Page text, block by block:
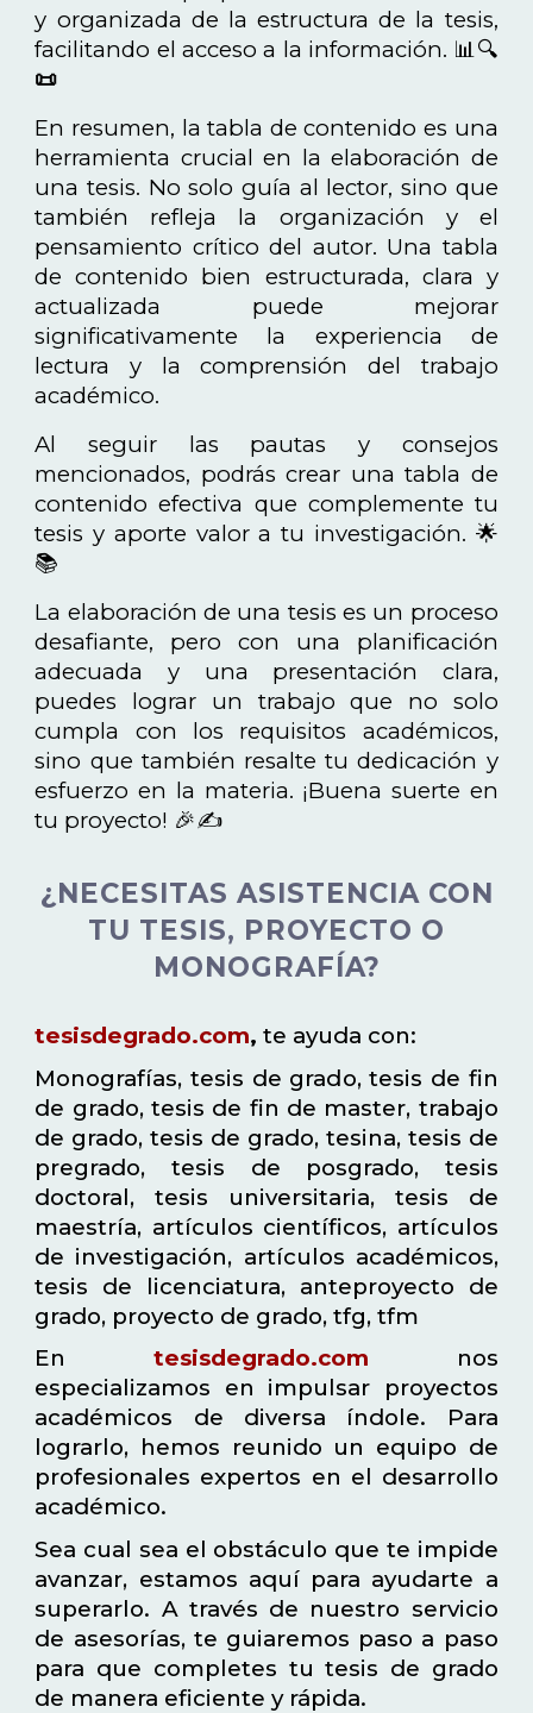
y organizada de la estructura de la tesis,
facilitando el acceso a la información. 📊🔍
📜
En resumen, la tabla de contenido es una
herramienta crucial en la elaboración de
una tesis. No solo guía al lector, sino que
también refleja la organización y el
pensamiento crítico del autor. Una tabla
de contenido bien estructurada, clara y
actualizada puede mejorar
significativamente la experiencia de
lectura y la comprensión del trabajo
académico.
Al seguir las pautas y consejos
mencionados, podrás crear una tabla de
contenido efectiva que complemente tu
tesis y aporte valor a tu investigación. 🌟
📚
La elaboración de una tesis es un proceso
desafiante, pero con una planificación
adecuada y una presentación clara,
puedes lograr un trabajo que no solo
cumpla con los requisitos académicos,
sino que también resalte tu dedicación y
esfuerzo en la materia. ¡Buena suerte en
tu proyecto! 🎉✍️
¿NECESITAS ASISTENCIA CON
TU TESIS, PROYECTO O
MONOGRAFÍA?
tesisdegrado.com, te ayuda con:
Monografías, tesis de grado, tesis de fin
de grado, tesis de fin de master, trabajo
de grado, tesis de grado, tesina, tesis de
pregrado, tesis de posgrado, tesis
doctoral, tesis universitaria, tesis de
maestría, artículos científicos, artículos
de investigación, artículos académicos,
tesis de licenciatura, anteproyecto de
grado, proyecto de grado, tfg, tfm
En tesisdegrado.com nos
especializamos en impulsar proyectos
académicos de diversa índole. Para
lograrlo, hemos reunido un equipo de
profesionales expertos en el desarrollo
académico.
Sea cual sea el obstáculo que te impide
avanzar, estamos aquí para ayudarte a
superarlo. A través de nuestro servicio
de asesorías, te guiaremos paso a paso
para que completes tu tesis de grado
de manera eficiente y rápida.